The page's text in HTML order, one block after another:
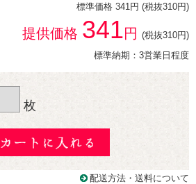
標準価格 341円 (税抜310円)
提供価格 341円 (税抜310円)
標準納期：3営業日程度
枚
配送方法・送料について